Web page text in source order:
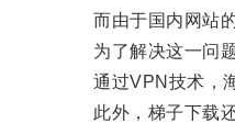
而由于国内网站的
为了解决这一问题
通过VPN技术，海
此外，梯子下载还